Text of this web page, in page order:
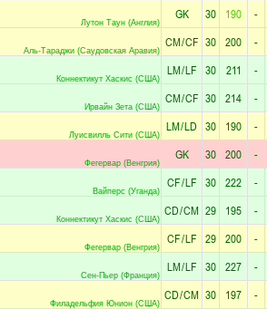
Лутон Таун (Англия)
GK 30 190 -
Аль-Тараджи (Саудовская Аравия)
CM/CF 30 200 -
Коннектикут Хаскис (США)
LM/LF 30 211 -
Ирвайн Зета (США)
CM/CF 30 214 -
Луисвилль Сити (США)
LM/LD 30 190 -
Фегервар (Венгрия)
GK 30 200 -
Вайперс (Уганда)
CF/LF 30 222 -
Коннектикут Хаскис (США)
CD/CM 29 195 -
Фегервар (Венгрия)
CF/LF 29 200 -
Сен-Пьер (Франция)
LM/LF 30 227 -
Филадельфия Юнион (США)
CD/CM 30 197 -